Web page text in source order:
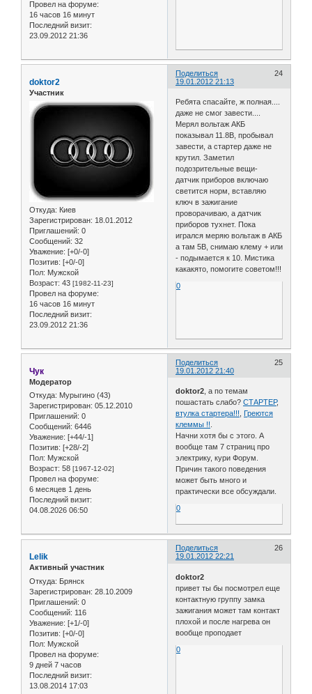
Провел на форуме:
16 часов 16 минут
Последний визит:
23.09.2012 21:36
Поделиться
24
19.01.2012 21:13
doktor2
Участник
Откуда: Киев
Зарегистрирован: 18.01.2012
Приглашений: 0
Сообщений: 32
Уважение: [+0/-0]
Позитив: [+0/-0]
Пол: Мужской
Возраст: 43 [1982-11-23]
Провел на форуме:
16 часов 16 минут
Последний визит:
23.09.2012 21:36
Ребята спасайте, ж полная....
даже не смог завести....
Мерял вольтаж АКБ
показывал 11.8В, пробывал
завести, а стартер даже не
крутил. Заметил
подозрительные вещи-
датчик приборов включаю
светится норм, вставляю
ключ в зажигание
проворачиваю, а датчик
приборов тухнет. Пока
игрался меряю вольтаж в АКБ
а там 5В, снимаю клему + или
- подымается к 10. Мистика
какакято, помогите советом!!!
0
Поделиться
25
19.01.2012 21:40
Чук
Модератор
Откуда: Мурыгино (43)
Зарегистрирован: 05.12.2010
Приглашений: 0
Сообщений: 6446
Уважение: [+44/-1]
Позитив: [+28/-2]
Пол: Мужской
Возраст: 58 [1967-12-02]
Провел на форуме:
6 месяцев 1 день
Последний визит:
04.08.2026 06:50
doktor2 , а по темам
пошастать слабо?СТАРТЕР,
втулка стартера!!!
Греются
клеммы !!
Начни хотя бы с этого. А
вообще там 7 страниц про
электрику, кури Форум.
Причин такого поведения
может быть много и
практически все обсуждали.
0
Поделиться
26
19.01.2012 22:21
Lelik
Активный участник
Откуда: Брянск
Зарегистрирован: 28.10.2009
Приглашений: 0
Сообщений: 116
Уважение: [+1/-0]
Позитив: [+0/-0]
Пол: Мужской
Провел на форуме:
9 дней 7 часов
Последний визит:
13.08.2014 17:03
doktor2
привет ты бы посмотрел еще
контактную группу замка
зажигания может там контакт
плохой и после нагрева он
вообще проподает
0